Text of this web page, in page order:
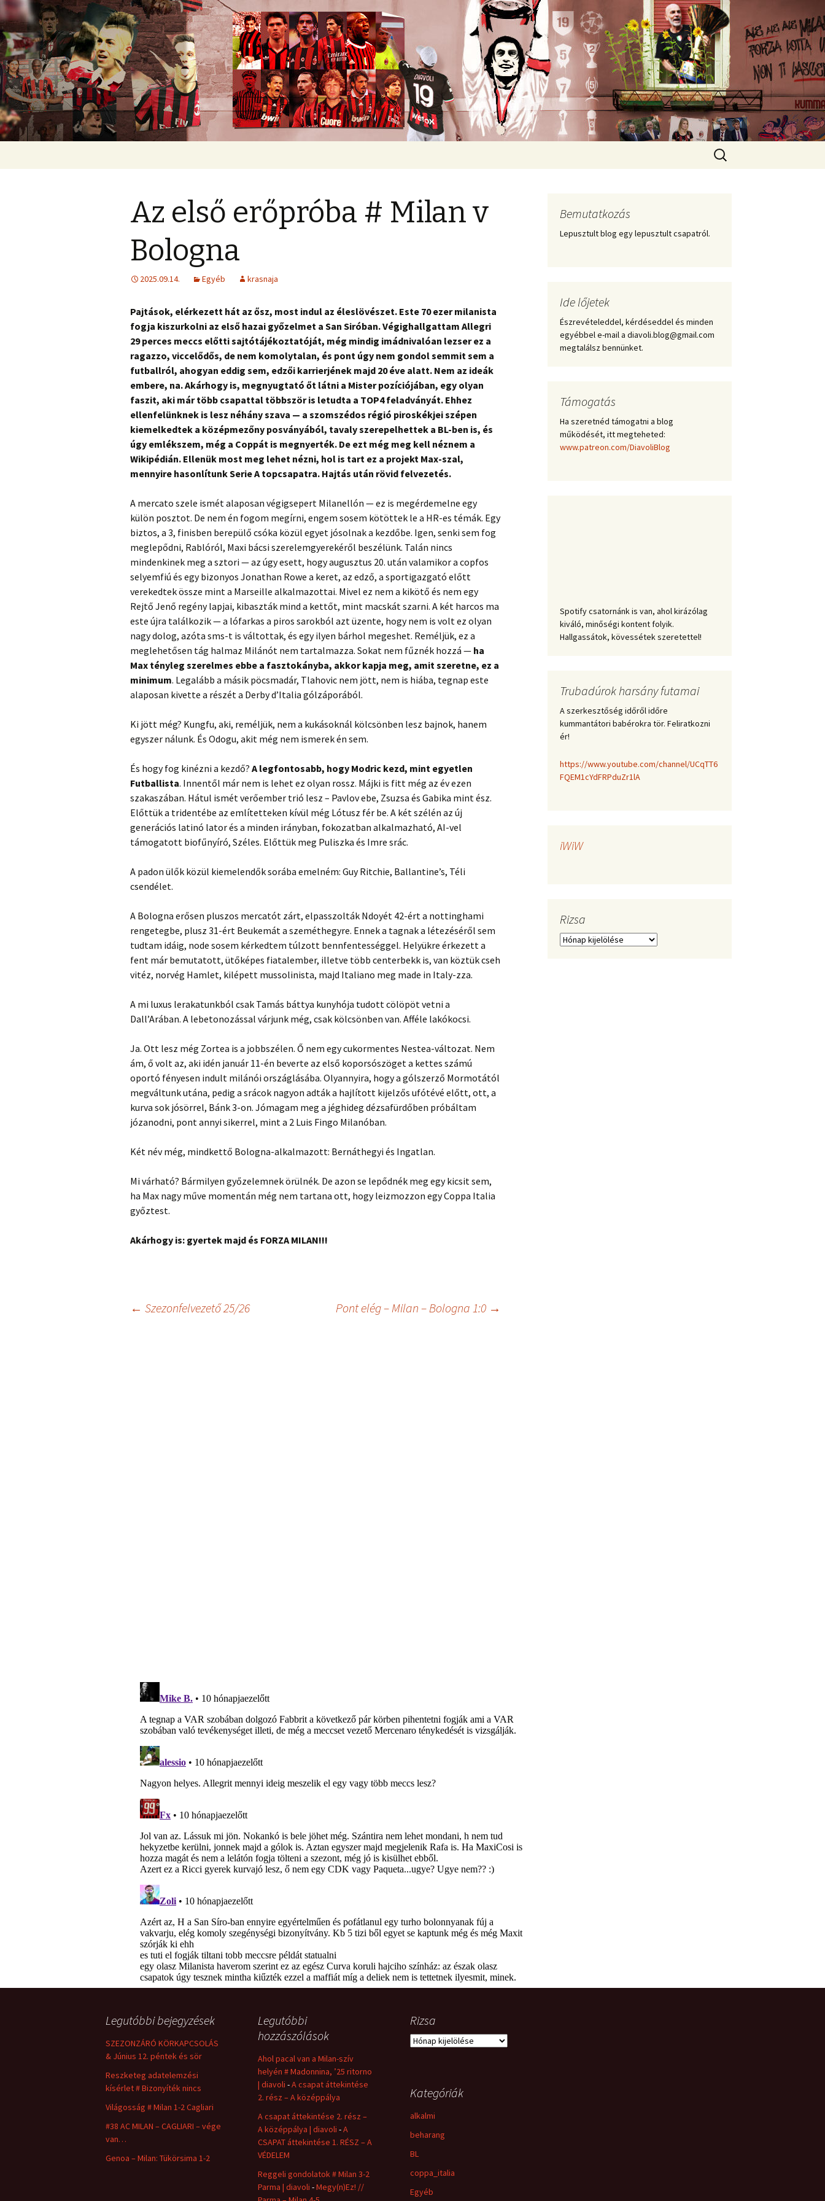
diavoli
Romokban heverő blog egy romokban heverő csapatról.
Keresés:
Az első erőpróba # Milan v
Bologna
2025.09.14. Egyéb krasnaja
Pajtások, elérkezett hát az ősz, most indul az éleslövészet. Este 70 ezer milanista
fogja kiszurkolni az első hazai győzelmet a San Siróban. Végighallgattam Allegri
29 perces meccs előtti sajtótájékoztatóját, még mindig imádnivalóan lezser ez a
ragazzo, viccelődős, de nem komolytalan, és pont úgy nem gondol semmit sem a
futballról, ahogyan eddig sem, edzői karrierjének majd 20 éve alatt. Nem az ideák
embere, na. Akárhogy is, megnyugtató őt látni a Mister pozíciójában, egy olyan
faszit, aki már több csapattal többször is letudta a TOP4 feladványát. Ehhez
ellenfelünknek is lesz néhány szava — a szomszédos régió piroskékjei szépen
kiemelkedtek a középmezőny posványából, tavaly szerepelhettek a BL-ben is, és
úgy emlékszem, még a Coppát is megnyerték. De ezt még meg kell néznem a
Wikipédián. Ellenük most meg lehet nézni, hol is tart ez a projekt Max-szal,
mennyire hasonlítunk Serie A topcsapatra. Hajtás után rövid felvezetés.
A mercato szele ismét alaposan végigsepert Milanellón — ez is megérdemelne egy
külön posztot. De nem én fogom megírni, engem sosem kötöttek le a HR-es témák. Egy
biztos, a 3, finisben berepülő csóka közül egyet jósolnak a kezdőbe. Igen, senki sem fog
meglepődni, Rablóról, Maxi bácsi szerelemgyerekéről beszélünk. Talán nincs
mindenkinek meg a sztori — az úgy esett, hogy augusztus 20. után valamikor a copfos
selyemfiú és egy bizonyos Jonathan Rowe a keret, az edző, a sportigazgató előtt
verekedtek össze mint a Marseille alkalmazottai. Mivel ez nem a kikötő és nem egy
Rejtő Jenő regény lapjai, kibaszták mind a kettőt, mint macskát szarni. A két harcos ma
este újra találkozik — a lófarkas a piros sarokból azt üzente, hogy nem is volt ez olyan
nagy dolog, azóta sms-t is váltottak, és egy ilyen bárhol megeshet. Reméljük, ez a
meglehetősen tág halmaz Milánót nem tartalmazza. Sokat nem fűznék hozzá — ha
Max tényleg szerelmes ebbe a fasztokányba, akkor kapja meg, amit szeretne, ez a
minimum. Legalább a másik pöcsmadár, Tlahovic nem jött, nem is hiába, tegnap este
alaposan kivette a részét a Derby d’Italia gólzáporából.
Ki jött még? Kungfu, aki, reméljük, nem a kukásoknál kölcsönben lesz bajnok, hanem
egyszer nálunk. És Odogu, akit még nem ismerek én sem.
És hogy fog kinézni a kezdő? A legfontosabb, hogy Modric kezd, mint egyetlen
Futballista. Innentől már nem is lehet ez olyan rossz. Májki is fitt még az év ezen
szakaszában. Hátul ismét verőember trió lesz – Pavlov ebe, Zsuzsa és Gabika mint ész.
Előttük a tridentébe az említetteken kívül még Lótusz fér be. A két szélén az új
generációs latinó lator és a minden irányban, fokozatban alkalmazható, AI-vel
támogatott biofűnyíró, Széles. Előttük meg Puliszka és Imre srác.
A padon ülők közül kiemelendők sorába emelném: Guy Ritchie, Ballantine’s, Téli
csendélet.
A Bologna erősen pluszos mercatót zárt, elpasszolták Ndoyét 42-ért a nottinghami
rengetegbe, plusz 31-ért Beukemát a szeméthegyre. Ennek a tagnak a létezéséről sem
tudtam idáig, node sosem kérkedtem túlzott bennfentességgel. Helyükre érkezett a
fent már bemutatott, ütőképes fiatalember, illetve több centerbekk is, van köztük cseh
vitéz, norvég Hamlet, kilépett mussolinista, majd Italiano meg made in Italy-zza.
A mi luxus lerakatunkból csak Tamás báttya kunyhója tudott cölöpöt vetni a
Dall’Arában. A lebetonozással várjunk még, csak kölcsönben van. Afféle lakókocsi.
Ja. Ott lesz még Zortea is a jobbszélen. Ő nem egy cukormentes Nestea-változat. Nem
ám, ő volt az, aki idén január 11-én beverte az első koporsószöget a kettes számú
oportó fényesen indult milánói országlásába. Olyannyira, hogy a gólszerző Mormotától
megváltunk utána, pedig a srácok nagyon adták a hajlított kijelzős ufótévé előtt, ott, a
kurva sok jósörrel, Bánk 3-on. Jómagam meg a jéghideg dézsafürdőben próbáltam
józanodni, pont annyi sikerrel, mint a 2 Luis Fingo Milanóban.
Két név még, mindkettő Bologna-alkalmazott: Bernáthegyi és Ingatlan.
Mi várható? Bármilyen győzelemnek örülnék. De azon se lepődnék meg egy kicsit sem,
ha Max nagy műve momentán még nem tartana ott, hogy leizmozzon egy Coppa Italia
győztest.
Akárhogy is: gyertek majd és FORZA MILAN!!!
Bejegyzés← Szezonfelvezető 25/26 Pont elég – Milan – Bologna 1:0 →
Bemutatkozás
Lepusztult blog egy lepusztult csapatról.
Ide lőjetek
Észrevételeddel, kérdéseddel és minden
egyébbel e-mail a diavoli.blog@gmail.com
megtalálsz bennünket.
Támogatás
Ha szeretnéd támogatni a blog
működését, itt megteheted:
www.patreon.com/DiavoliBlog
Spotify csatornánk is van, ahol kirázólag
kiváló, minőségi kontent folyik.
Hallgassátok, kövessétek szeretettel!
Trubadúrok harsány futamai
A szerkesztőség időről időre
kummantátori babérokra tör. Feliratkozni
ér!
https://www.youtube.com/channel/UCqTT6
FQEM1cYdFRPduZr1lA
iWiW
Rizsa
Rizsa
Legutóbbi bejegyzések
SZEZONZÁRÓ KÖRKAPCSOLÁS
& Június 12. péntek és sör
Reszketeg adatelemzési
kísérlet # Bizonyíték nincs
Világosság # Milan 1-2 Cagliari
#38 AC MILAN – CAGLIARI – vége
van…
Genoa – Milan: Tükörsima 1-2
Legutóbbi
hozzászólások
Ahol pacal van a Milan-szív
helyén # Madonnina, ’25 ritorno
| diavoli -A csapat áttekintése
2. rész – A középpálya
A csapat áttekintése 2. rész –
A középpálya | diavoli -A
CSAPAT áttekintése 1. RÉSZ – A
VÉDELEM
Reggeli gondolatok # Milan 3-2
Parma | diavoli -Megy(n)Ez! //
Rizsa
Rizsa
Kategóriák
alkalmi
beharang
BL
coppa_italia
Egyéb